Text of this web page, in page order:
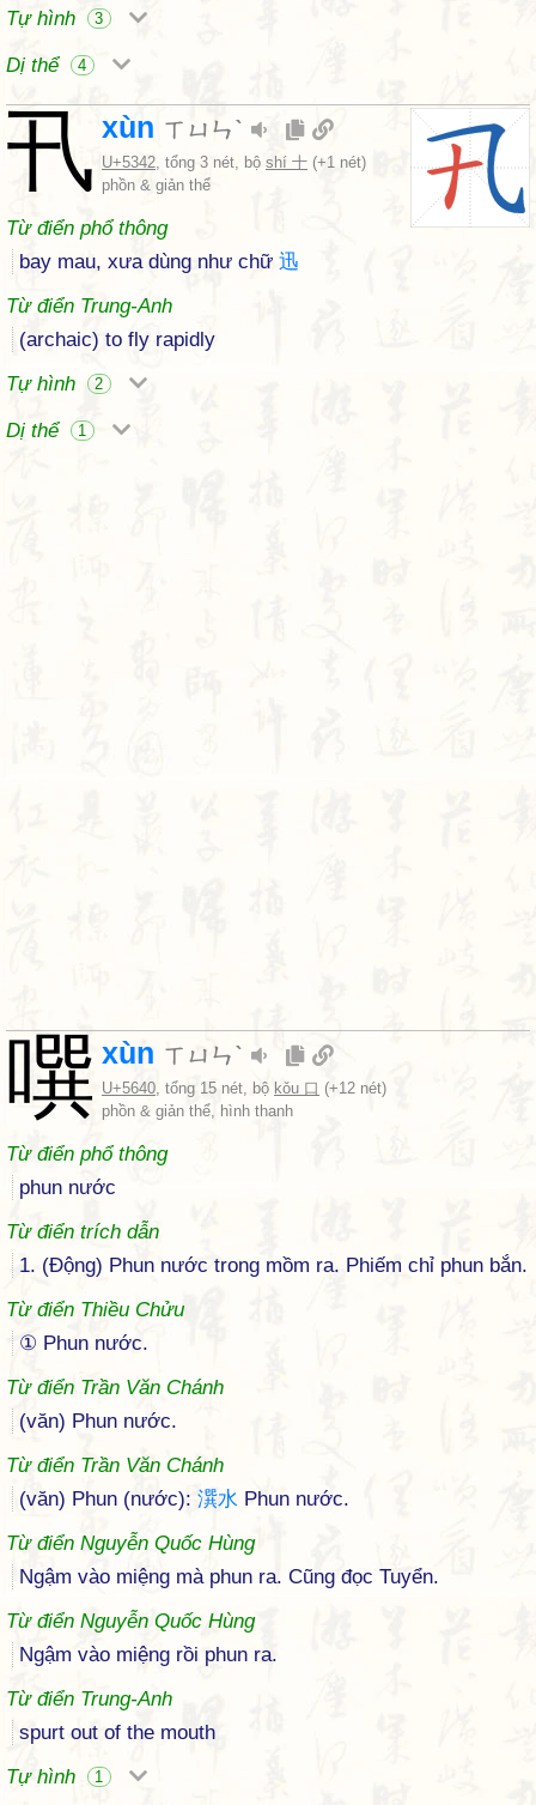
Tự hình
3
Dị thể 4
卂 xùn ㄒㄩㄣˋ
U+5342, tổng 3 nét, bộ shí 十 (+1 nét)
phồn & giản thể
Từ điển phổ thông
bay mau, xưa dùng như chữ 迅
Từ điển Trung-Anh
(archaic) to fly rapidly
Tự hình
2
Dị thể 1
噀 xùn ㄒㄩㄣˋ
U+5640, tổng 15 nét, bộ kǒu 口 (+12 nét)
phồn & giản thể, hình thanh
Từ điển phổ thông
phun nước
Từ điển trích dẫn
1. (Động) Phun nước trong mồm ra. Phiếm chỉ phun bắn.
Từ điển Thiều Chửu
① Phun nước.
Từ điển Trần Văn Chánh
(văn) Phun nước.
Từ điển Trần Văn Chánh
(văn) Phun (nước): 潠水 Phun nước.
Từ điển Nguyễn Quốc Hùng
Ngậm vào miệng mà phun ra. Cũng đọc Tuyển.
Từ điển Nguyễn Quốc Hùng
Ngậm vào miệng rồi phun ra.
Từ điển Trung-Anh
spurt out of the mouth
Tự hình
1